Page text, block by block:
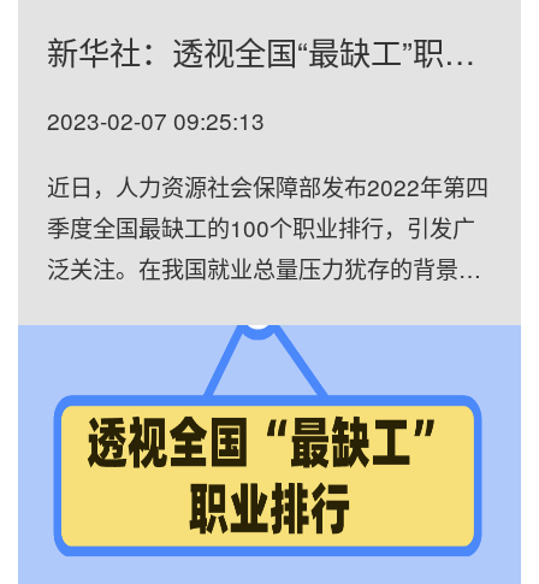
新华社：透视全国“最缺工”职业排行
2023-02-07 09:25:13
近日，人力资源社会保障部发布2022年第四
季度全国最缺工的100个职业排行，引发广
泛关注。在我国就业总量压力犹存的背景